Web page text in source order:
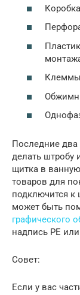
Клеммы
Последние два
делать штробу
щитка в
товаров для
подключится к
может быть
графического
надпись PE
Совет:
Если у вас